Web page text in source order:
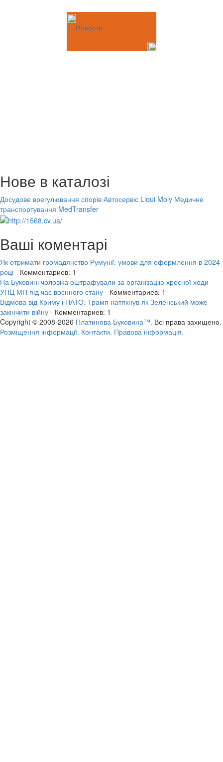
Новости
Нове в каталозі
Досудове врегулювання спорів Автосервіс Liqui Moly Медичне
транспортування MedTransfer
Ваші коментарі
Як отримати громадянство Румунії: умови для оформлення в 2024
році - Комментариев: 1
На Буковині чоловіка оштрафували за організацію хресної ходи
УПЦ МП під час воєнного стану - Комментариев: 1
Відмова від Криму і НАТО: Трамп натякнув як Зеленський може
закінчити війну - Комментариев: 1
Copyright © 2008-2026 Платинова Буковина™. Всі права захищено.
Розміщення інформації. Контакти. Правова інформація.